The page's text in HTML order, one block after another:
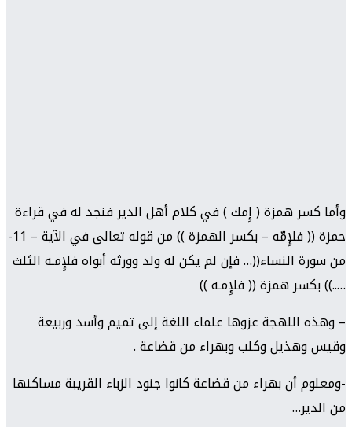
وأما كسر همزة ( إِمك ) في كلام أهل الدير فنجد له في قراءة
حمزة (( فلإِمّه – بكسر الهمزة )) من قوله تعالى في الآية – 11-
من سورة النساء((… فإن لم يكن له ولد وورثه أبواه فلإِمـه الثلث
…..)) بكسر همزة (( فلإِمـه ))
– وهذه اللهجة عزوها علماء اللغة إلى تميم وأسد وربيعة
وقيس وهذيل وكلب وبهراء من قضاعة .
-ومعلوم أن بهراء من قضاعة كانوا جنود الزباء القريبة مساكنها
من الدير…